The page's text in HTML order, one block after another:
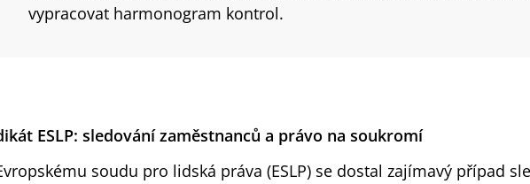
vypracovat harmonogram kontrol.
ESLP: sledování zaměstnanců a právo na soukromí
soudu pro lidská práva (ESLP) se dostal zajímavý případ